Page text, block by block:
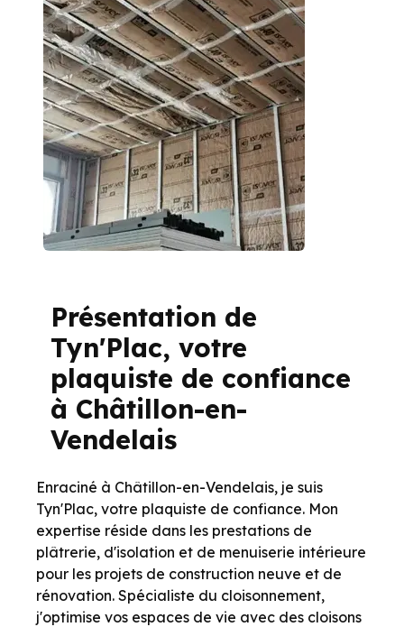
Présentation de
Tyn'Plac, votre
plaquiste de confiance
à Châtillon-en-
Vendelais
Enraciné à Châtillon-en-Vendelais, je suis
Tyn'Plac, votre plaquiste de confiance. Mon
expertise réside dans les prestations de
plâtrerie, d'isolation et de menuiserie intérieure
pour les projets de construction neuve et de
rénovation. Spécialiste du cloisonnement,
j'optimise vos espaces de vie avec des cloisons